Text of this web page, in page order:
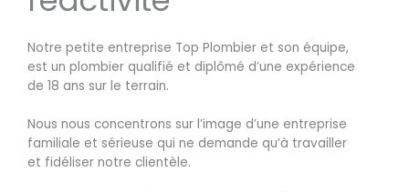
Notre petite entreprise Top Plombier et son équipe,
est un plombier qualifié et diplômé d’une expérience
de 18 ans sur le terrain.
Nous nous concentrons sur l’image d’une entreprise
familiale et sérieuse qui ne demande qu’à travailler
et fidéliser notre clientèle.